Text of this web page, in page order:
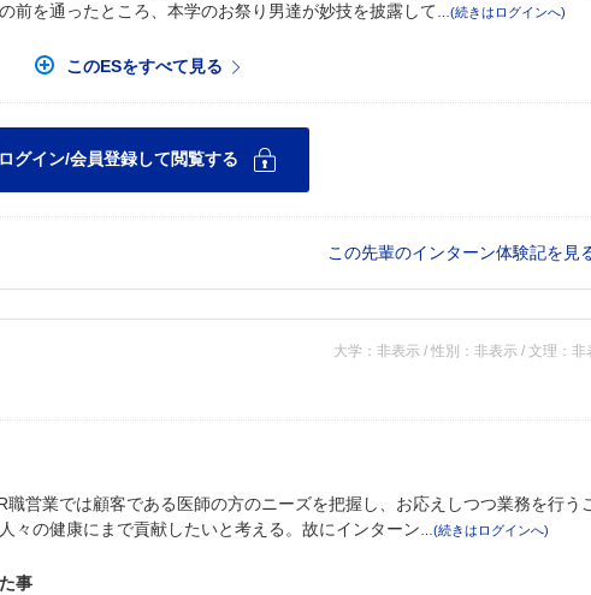
前を通ったところ、本学のお祭り男達が妙技を披露して
この先輩のインターン体験記を見
大学：非表示 / 性別：非表示 / 文理：非
営業では顧客である医師の方のニーズを把握し、お応えしつつ業務を行う
々の健康にまで貢献したいと考える。故にインターン
事